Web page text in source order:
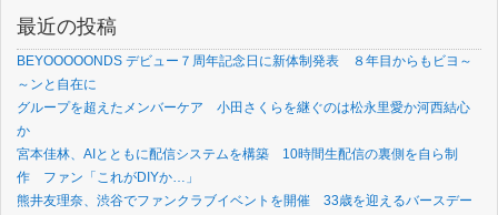
最近の投稿
BEYOOOOONDS デビュー７周年記念日に新体制発表 ８年目からもビヨ～
～ンと自在に
グループを超えたメンバーケア 小田さくらを継ぐのは松永里愛か河西結心
か
宮本佳林、AIとともに配信システムを構築 10時間生配信の裏側を自ら制
作 ファン「これがDIYか…」
熊井友理奈、渋谷でファンクラブイベントを開催 33歳を迎えるバースデー